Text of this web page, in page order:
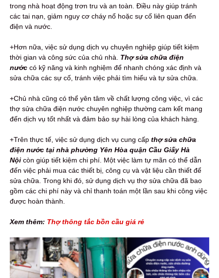
trong nhà hoạt động trơn tru và an toàn. Điều này giúp tránh
các tai nạn, giảm nguy cơ cháy nổ hoặc sự cố liên quan đến
điện và nước.
+Hơn nữa, việc sử dụng dịch vụ chuyên nghiệp giúp tiết kiệm
thời gian và công sức của chủ nhà. Thợ sửa chữa điện
nước có kỹ năng và kinh nghiệm để nhanh chóng xác định và
sửa chữa các sự cố, tránh việc phải tìm hiểu và tự sửa chữa.
+Chủ nhà cũng có thể yên tâm về chất lượng công việc, vì các
thợ sửa chữa điện nước chuyên nghiệp thường cam kết mang
đến dịch vụ tốt nhất và đảm bảo sự hài lòng của khách hàng.
+Trên thực tế, việc sử dụng dịch vụ cung cấp thợ sửa chữa
điện nước tại nhà phường Yên Hòa quận Cầu Giấy Hà
Nội còn giúp tiết kiệm chi phí. Một việc làm tự mãn có thể dẫn
đến việc phải mua các thiết bị, công cụ và vật liệu cần thiết để
sửa chữa. Trong khi đó, sử dụng dịch vụ thợ sửa chữa đã bao
gồm các chi phí này và chỉ thanh toán một lần sau khi công việc
được hoàn thành.
Xem thêm: Thợ thông tắc bồn cầu giá rẻ